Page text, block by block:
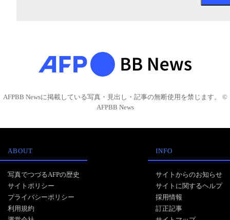
AFPBB Newsに掲載している写真・見出し・記事の無断使用を禁じます。 ©
AFPBB News
ABOUT
写真でつづるAFPの歴史
サイトポリシー
プライバシーポリシー
利用規約
INFO
サイトからのお知らせ
サイトに関するヘルプ
採用情報
訂正記事